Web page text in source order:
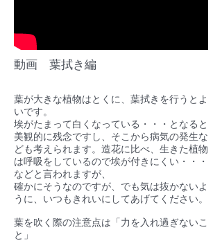
葉が大きな植物はとくに、葉拭きを行うとよ
いです。
埃がたまって白くなっている・・・となると
美観的に残念ですし、そこから病気の発生な
ども考えられます。造花に比べ、生きた植物
は呼吸をしているので埃が付きにくい・・・
などと言われますが、
確かにそうなのですが、でも気は抜かないよ
うに、いつもきれいにしてあげてください。
葉を吹く際の注意点は「力を入れ過ぎないこ
と」
動画 葉拭き編